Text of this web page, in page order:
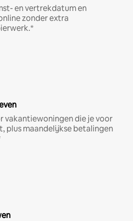
en vertrekdatum en
zonder extra
vakantiewoningen die je voor
plus maandelijkse betalingen